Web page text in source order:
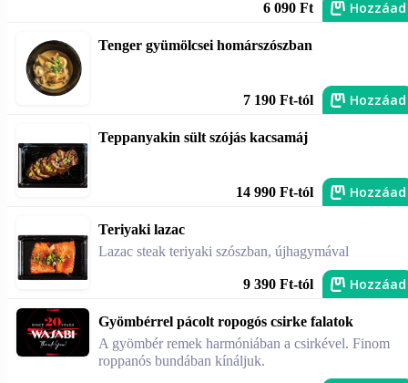
6 090 Ft Hozzáad
Tenger gyümölcsei homárszószban
7 190 Ft-tól Hozzáad
Teppanyakin sült szójás kacsamáj
14 990 Ft-tól Hozzáad
Teriyaki lazac
Lazac steak teriyaki szószban, újhagymával
9 390 Ft-tól Hozzáad
Gyömbérrel pácolt ropogós csirke falatok
A gyömbér remek harmóniában a csirkével. Finom
roppanós bundában kínáljuk.